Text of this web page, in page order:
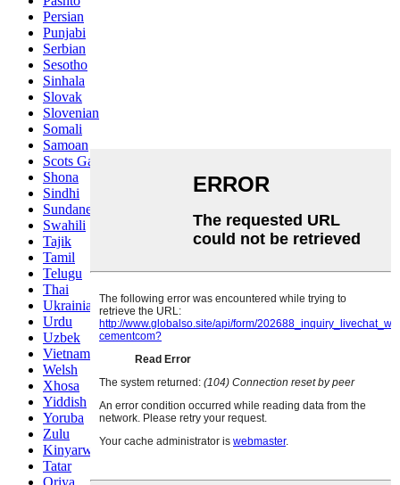
Persian
Punjabi
Serbian
Sesotho
Sinhala
Slovak
Slovenian
Somali
Samoan
Scots Gaelic
Shona
Sindhi
Sundanese
Swahili
Tajik
Tamil
Telugu
Thai
Ukrainian
Urdu
Uzbek
Vietnamese
Welsh
Xhosa
Yiddish
Yoruba
Zulu
Kinyarwanda
Tatar